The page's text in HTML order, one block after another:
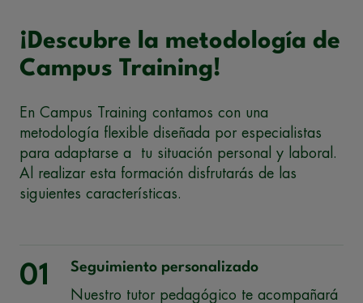
¡Descubre la metodología de
Campus Training!
En Campus Training contamos con una
metodología flexible diseñada por especialistas
para adaptarse a tu situación personal y laboral.
Al realizar esta formación disfrutarás de las
siguientes características.
01
Seguimiento personalizado
Nuestro tutor pedagógico te acompañará